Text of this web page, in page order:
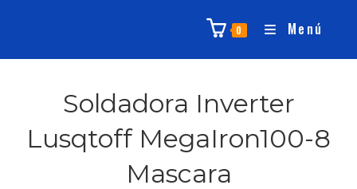
0 Menú
Soldadora Inverter
Lusqtoff MegaIron100-8
Mascara